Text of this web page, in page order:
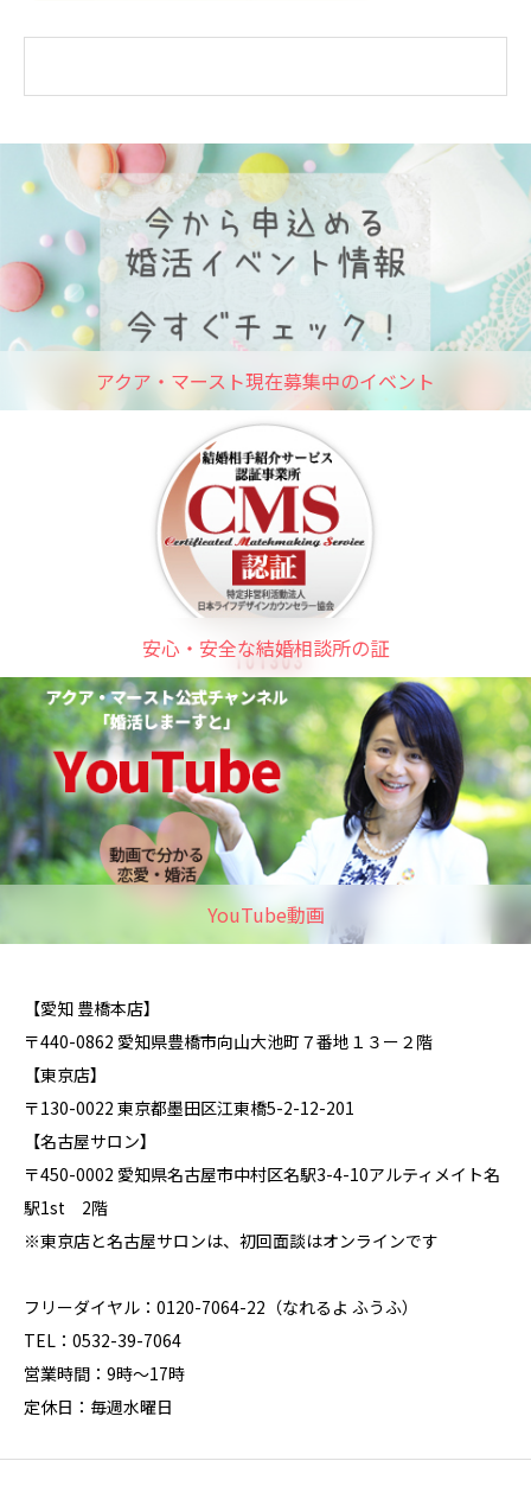
アクア・マースト現在募集中のイベント
安心・安全な結婚相談所の証
YouTube動画
【愛知 豊橋本店】
〒440-0862 愛知県豊橋市向山大池町７番地１３ー２階
【東京店】
〒130-0022 東京都墨田区江東橋5-2-12-201
【名古屋サロン】
〒450-0002 愛知県名古屋市中村区名駅3-4-10アルティメイト名
駅1st 2階
※東京店と名古屋サロンは、初回面談はオンラインです
フリーダイヤル：0120-7064-22（なれるよ ふうふ）
TEL：0532-39-7064
営業時間：9時～17時
定休日：毎週水曜日